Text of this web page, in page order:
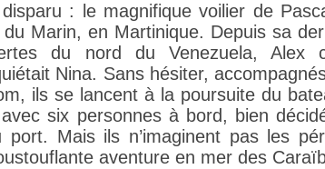
disparu : le magnifique voilier de
Marin, en Martinique. Depuis sa
du nord du Venezuela, Alex
Nina. Sans hésiter,
ils se lancent à la poursuite du
six personnes à bord, bien
port. Mais ils n’imaginent pas les
aventure en mer des